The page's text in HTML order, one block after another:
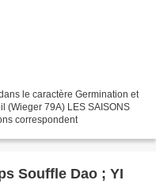
le caractère Germination et
(Wieger 79A) LES SAISONS
correspondent
Souffle Dao ; YI